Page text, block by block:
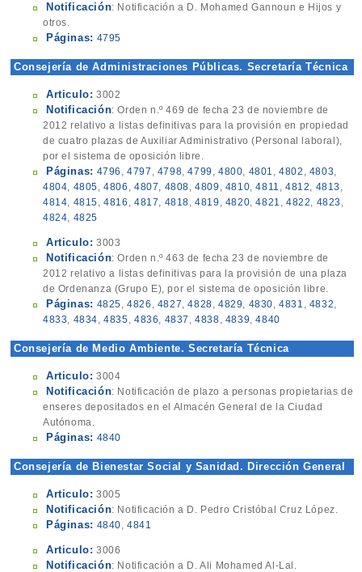
Notificación: Notificación a D. Mohamed Gannoun e Hijos y
otros.
Páginas: 4795
Consejería de Administraciones Públicas. Secretaría Técnica
Articulo: 3002
Notificación: Orden n.º 469 de fecha 23 de noviembre de
2012 relativo a listas definitivas para la provisión en propiedad
de cuatro plazas de Auxiliar Administrativo (Personal laboral),
por el sistema de oposición libre.
Páginas: 4796 ,4797 , 4798,4799 , 4800, 4801 ,4802 , 4803,
4804, 4805,4806 , 4807, 4808,4809 , 4810,4811 , 4812, 4813 ,
4814, 4815,4816 , 4817, 4818,4819 , 4820,4821 , 4822, 4823 ,
4824, 4825
Articulo: 3003
Notificación: Orden n.º 463 de fecha 23 de noviembre de
2012 relativo a listas definitivas para la provisión de una plaza
de Ordenanza (Grupo E), por el sistema de oposición libre.
Páginas: 4825,4826 , 4827,4828, 4829, 4830,4831 , 4832,
4833, 4834,4835, 4836, 4837 ,4838, 4839,4840
Consejería de Medio Ambiente. Secretaría Técnica
Articulo: 3004
Notificación: Notificación de plazo a personas propietarias de
enseres depositados en el Almacén General de la Ciudad
Autónoma.
Páginas: 4840
Consejería de Bienestar Social y Sanidad. Dirección General
Articulo: 3005
Notificación: Notificación a D. Pedro Cristóbal Cruz López.
Páginas: 4840,4841
Articulo: 3006
Notificación: Notificación a D. Ali Mohamed Al-Lal.